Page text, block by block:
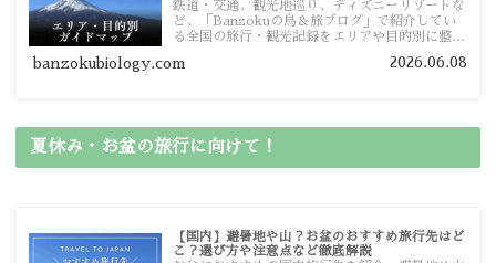
鉄道・交通、観光地巡り、ディズニーリゾートな
ど、「Banzokuの鳥＆旅ブログ」で紹介してい
る全国の旅行・観光記録をエリアや目的別に整理
ガイドマップからスムーズに見つけていただけま
banzokubiology.com 2026.06.08
夏休み・お盆の旅行に向けて！
【国内】避暑地や山？お盆のおすすめ旅行先はど
こ？選び方や注意点など徹底解説